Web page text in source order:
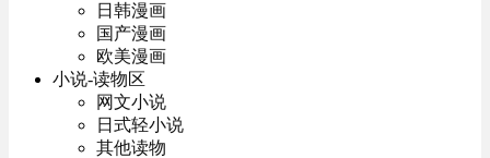
日韩漫画
国产漫画
欧美漫画
小说-读物区
网文小说
日式轻小说
其他读物